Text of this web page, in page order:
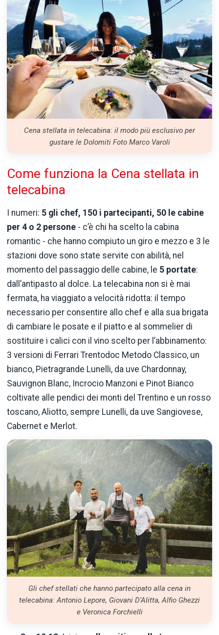
Cena stellata in telecabina: il modo più esclusivo per
gustare le Dolomiti Foto Marco Varoli
Come funziona la Cena stellata in
telecabina
I numeri: 5 gli chef, 150 i partecipanti, 50 le cabine
per 4 o 2 persone - c’è chi ha scelto la cabina
romantic - che hanno compiuto un giro e mezzo e 3 le
stazioni dove sono state servite con abilità, nel
momento del passaggio delle cabine, le 5 portate:
dall’antipasto al dolce. La telecabina non si è mai
fermata, ha viaggiato a velocità ridotta: il tempo
necessario per consentire allo chef e alla sua brigata
di cambiare le posate e il piatto e al sommelier di
sostituire i calici con il vino scelto per l’abbinamento:
3 versioni di Ferrari Trentodoc Metodo Classico, un
bianco, Pietragrande Lunelli, da uve Chardonnay,
Sauvignon Blanc, Incrocio Manzoni e Pinot Bianco
coltivate alle pendici dei monti del Trentino e un rosso
toscano, Aliotto, sempre Lunelli, da uve Sangiovese,
Cabernet e Merlot.
Gli chef stellati che hanno partecipato alla cena in
telecabina: Antonio Lepore, Giovani D‘Alitta, Alfio Ghezzi
e Veronica Forchielli